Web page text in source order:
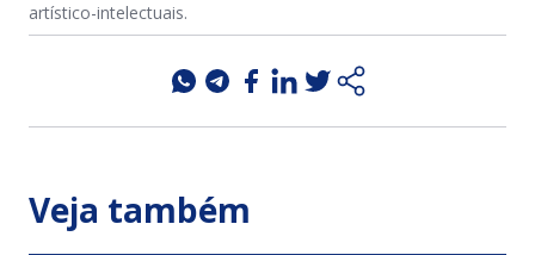
artístico-intelectuais.
Veja também